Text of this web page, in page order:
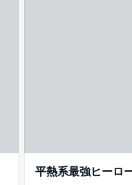
平熱系最強ヒーロ